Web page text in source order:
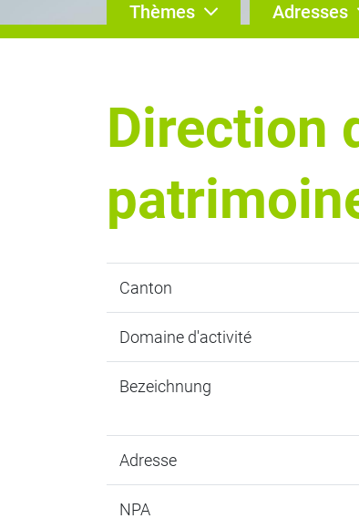
Thèmes Adresses
Direction
Canton
Domaine d'activité
Bezeichnung
Adresse
NPA